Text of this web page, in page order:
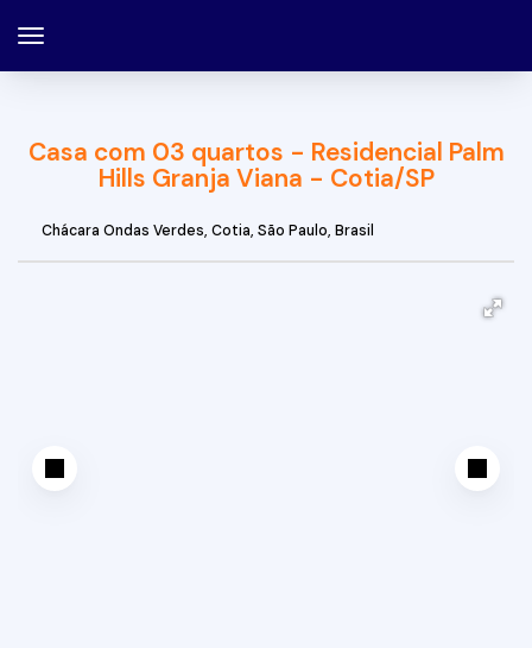
Casa com 03 quartos - Residencial Palm
Hills Granja Viana - Cotia/SP
Chácara Ondas Verdes, Cotia, São Paulo, Brasil